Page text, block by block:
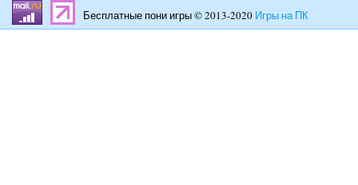
Бесплатные пони игры © 2013-2020 Игры на ПК